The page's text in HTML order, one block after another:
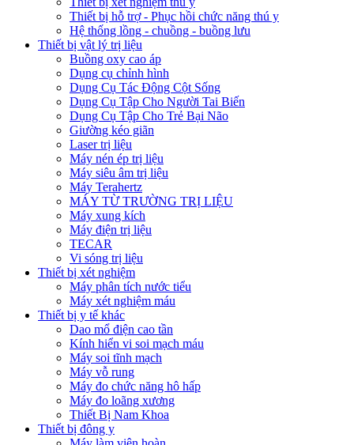
Thiết bị hỗ trợ - Phục hồi chức năng thú y
Hệ thống lồng - chuồng - buồng lưu
Thiết bị vật lý trị liệu
Buồng oxy cao áp
Dụng cụ chỉnh hình
Dụng Cụ Tác Động Cột Sống
Dụng Cụ Tập Cho Người Tai Biến
Dụng Cụ Tập Cho Trẻ Bại Não
Giường kéo giãn
Laser trị liệu
Máy nén ép trị liệu
Máy siêu âm trị liệu
Máy Terahertz
MÁY TỪ TRƯỜNG TRỊ LIỆU
Máy xung kích
Máy điện trị liệu
TECAR
Vi sóng trị liệu
Thiết bị xét nghiệm
Máy phân tích nước tiểu
Máy xét nghiệm máu
Thiết bị y tế khác
Dao mổ điện cao tần
Kính hiển vi soi mạch máu
Máy soi tĩnh mạch
Máy vỗ rung
Máy đo chức năng hô hấp
Máy đo loãng xương
Thiết Bị Nam Khoa
Thiết bị đông y